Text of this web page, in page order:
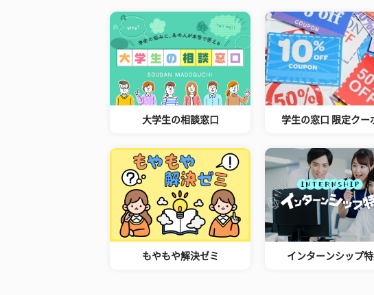
大学生の相談窓口 学生の窓口 限定クー
もやもや解決ゼミ インターンシップ